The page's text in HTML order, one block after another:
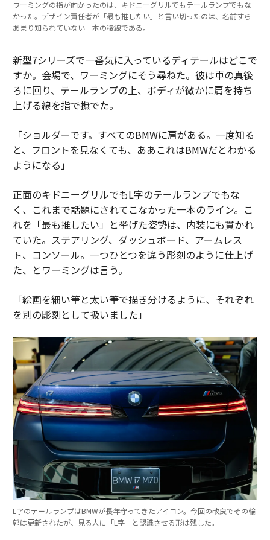
ワーミングの指が向かったのは、キドニーグリルでもテールランプでもな
かった。デザイン責任者が「最も推したい」と言い切ったのは、名前すら
あまり知られていない一本の稜線である。
新型7シリーズで一番気に入っているディテールはどこで
すか。会場で、ワーミングにそう尋ねた。彼は車の真後
ろに回り、テールランプの上、ボディが微かに肩を持ち
上げる線を指で撫でた。
「ショルダーです。すべてのBMWに肩がある。一度知る
と、フロントを見なくても、ああこれはBMWだとわかる
ようになる」
正面のキドニーグリルでもL字のテールランプでもな
く、これまで話題にされてこなかった一本のライン。こ
れを「最も推したい」と挙げた姿勢は、内装にも貫かれ
ていた。ステアリング、ダッシュボード、アームレス
ト、コンソール。一つひとつを違う彫刻のように仕上げ
た、とワーミングは言う。
「絵画を細い筆と太い筆で描き分けるように、それぞれ
を別の彫刻として扱いました」
L字のテールランプはBMWが長年守ってきたアイコン。今回の改良でその輪
郭は更新されたが、見る人に「L字」と認識させる形は残した。